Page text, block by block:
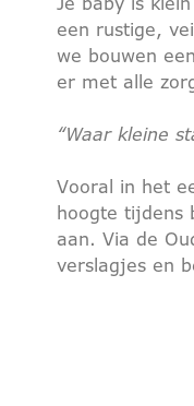
een rustige,
we bouwen
er met alle
“Waar kleine
Vooral in het
hoogte tijdens
aan. Via de
verslagjes en